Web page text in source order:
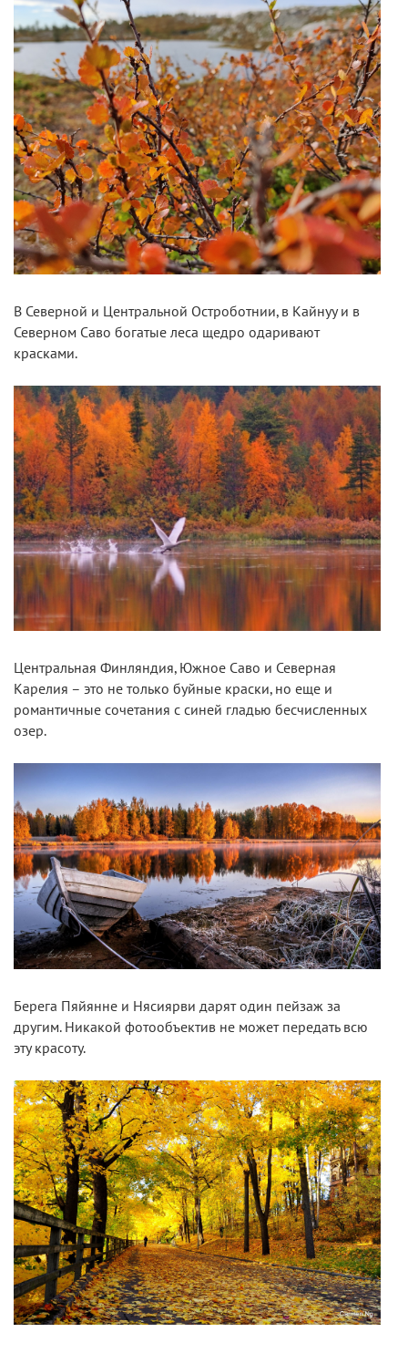
В Северной и Центральной Остроботнии, в Кайнуу и в
Северном Саво богатые леса щедро одаривают
красками.
Центральная Финляндия, Южное Саво и Северная
Карелия – это не только буйные краски, но еще и
романтичные сочетания с синей гладью бесчисленных
озер.
Берега Пяйянне и Нясиярви дарят один пейзаж за
другим. Никакой фотообъектив не может передать всю
эту красоту.